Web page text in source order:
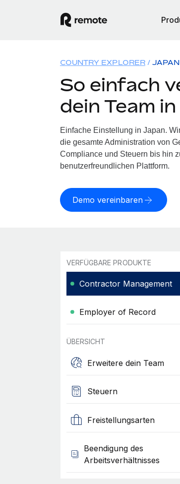
COUNTRY EXPLORER JAPAN
So einfach
dein Team
Einfache Einstellung in Japan.
die gesamte Administration von
Compliance und Steuern bis hin
benutzerfreundlichen Plattform.
Demo vereinbaren
VERFÜGBARE PRODUKTE
Contractor Management
Employer of Record
ÜBERSICHT
Erweitere dein Team
Steuern
Freistellungsarten
Beendigung des
Arbeitsverhältnisses